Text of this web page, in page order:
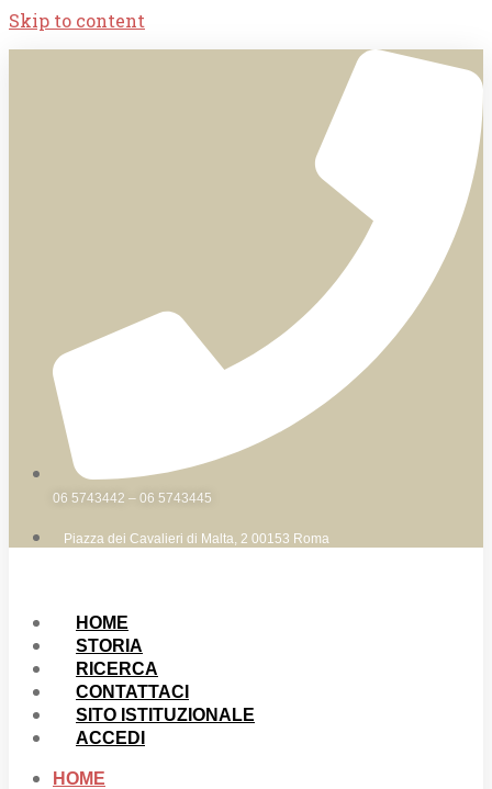
Skip to content
06 5743442 – 06 5743445
Piazza dei Cavalieri di Malta, 2 00153 Roma
HOME
STORIA
RICERCA
CONTATTACI
SITO ISTITUZIONALE
ACCEDI
HOME